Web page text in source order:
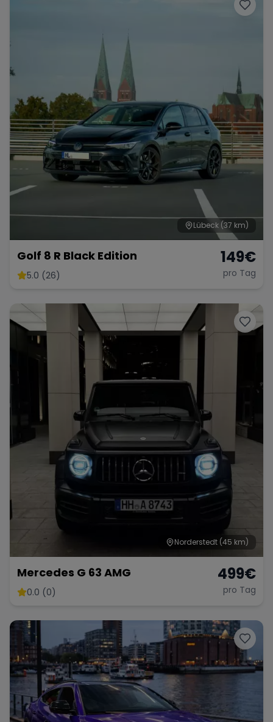
Lübeck (37 km)
Golf 8 R Black Edition
5.0 (26)
149€
pro Tag
Norderstedt (45 km)
Mercedes G 63 AMG
0.0 (0)
499€
pro Tag